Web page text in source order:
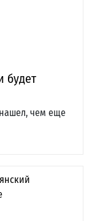
будет
чем еще